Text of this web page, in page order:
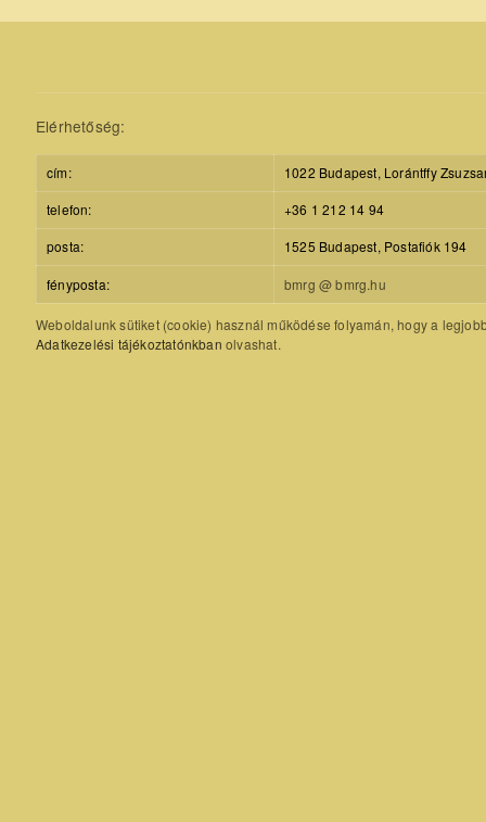
Elérhetőség:
cím:
1022 Budapest, Lorántffy
telefon:
+36 1 212 14 94
posta:
1525 Budapest, Postafiók 194
fényposta: bmrg @ bmrg.hu
Weboldalunk sütiket (cookie) használ működése folyamán, hogy a
Adatkezelési tájékoztatónkban olvashat.